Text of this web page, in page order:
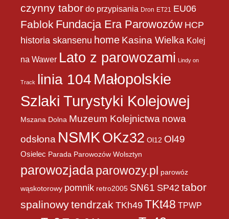
czynny tabor do przypisania Dron ET21 EU06
Fablok Fundacja Era Parowozów HCP
historia skansenu home Kasina Wielka Kolej
na Wawer Lato z parowozami Lindy on
Track linia 104 Małopolskie
Szlaki Turystyki Kolejowej
Mszana Dolna Muzeum Kolejnictwa nowa
odsłona NSMK OKz32 Ol12 Ol49
Osielec Parada Parowozów Wolsztyn
parowozjadaparowozy.pl
parowóz
wąskotorowy pomnik retro2005 SN61 SP42 tabor
spalinowytendrzak TKh49 TKt48 TPWP